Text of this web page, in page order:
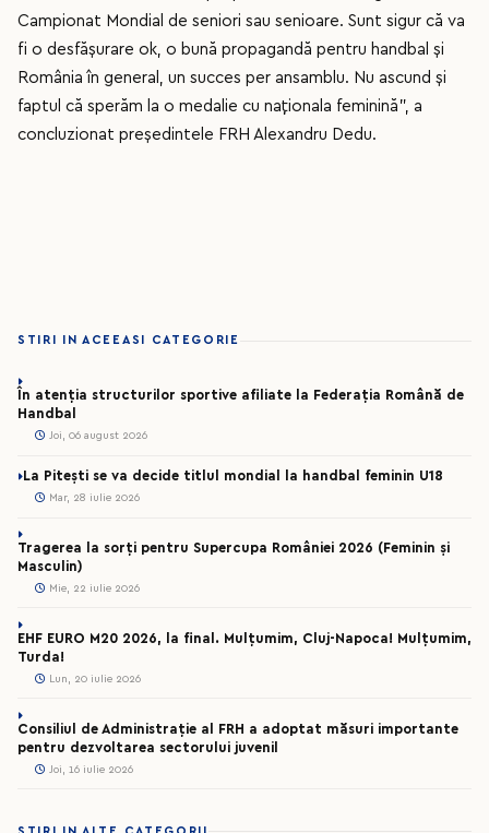
Campionat Mondial de seniori sau senioare. Sunt sigur că va
fi o desfășurare ok, o bună propagandă pentru handbal și
România în general, un succes per ansamblu. Nu ascund și
faptul că sperăm la o medalie cu naționala feminină", a
concluzionat președintele FRH Alexandru Dedu.
STIRI IN ACEEASI CATEGORIE
În atenția structurilor sportive afiliate la Federația Română de
Handbal
Joi, 06 august 2026
La Pitești se va decide titlul mondial la handbal feminin U18
Mar, 28 iulie 2026
Tragerea la sorți pentru Supercupa României 2026 (Feminin și
Masculin)
Mie, 22 iulie 2026
EHF EURO M20 2026, la final. Mulțumim, Cluj-Napoca! Mulțumim,
Turda!
Lun, 20 iulie 2026
Consiliul de Administrație al FRH a adoptat măsuri importante
pentru dezvoltarea sectorului juvenil
Joi, 16 iulie 2026